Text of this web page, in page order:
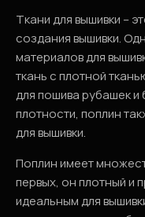
Ткани для вышивки –
создания вышивки.
материалов для
ткань с плотной
для пошива рубашек и
плотности, поплин
для вышивки.
Поплин имеет
первых, он плотный и
идеальным для